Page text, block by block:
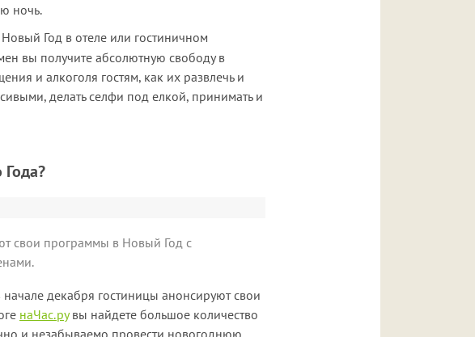
ночь.
Год в отеле или гостиничном
вы получите абсолютную свободу в
и алкоголя гостям, как их развлечь и
делать селфи под елкой, принимать и
свои программы в Новый Год с
декабря гостиницы анонсируют свои
наЧас.рувы найдете большое количество